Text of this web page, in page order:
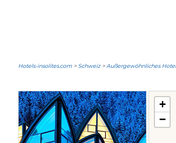
Hotels-insolites.com > Schweiz>Außergewöhnliches
+
−